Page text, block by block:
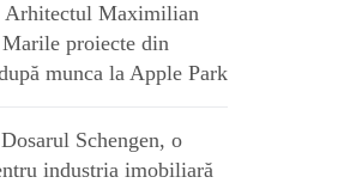
Arhitectul Maximilian
proiecte din
munca la Apple Park
Schengen, o
industria imobiliară